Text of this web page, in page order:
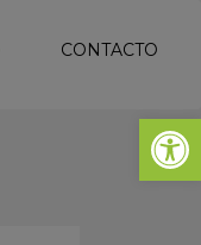
Abrir
CONTACTO